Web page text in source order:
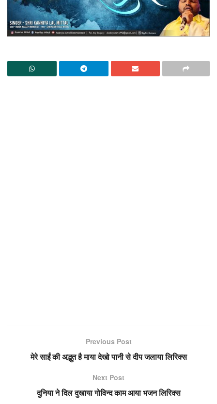
Previous Post
मेरे साईं की अद्भुत है माया देखो पानी से दीप जलाया लिरिक्स
Next Post
दुनिया ने दिल दुखाया गोविन्द काम आया भजन लिरिक्स